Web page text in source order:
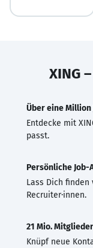
XING
Über eine Million
Entdecke mit
passt.
Persönliche Job-
Lass Dich finden
Recruiter·innen.
21 Mio. Mitglieder
Knüpf neue